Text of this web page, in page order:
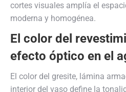
cortes visuales amplía el
moderna y homogénea.
El color del
efecto óptico en el
El color del gresite, lámina
interior del vaso define la